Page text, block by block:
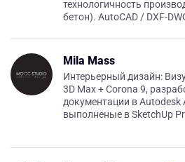
технологичность
бетон). AutoCAD / DXF-
Mila Mass
Интерьерный дизайн:
3D Max + Corona 9,
документации в Autodesk
выполненые в SketchUp